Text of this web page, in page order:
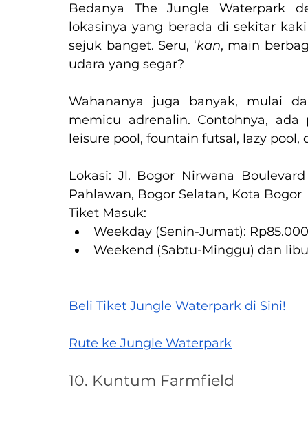
Bedanya The Jungle Waterpark
lokasinya yang berada di sekitar
sejuk banget. Seru, ‘kan, main
udara yang segar?
Wahananya juga banyak, mulai
memicu adrenalin. Contohnya,
leisure pool, fountain futsal, lazy
Lokasi: Jl. Bogor Nirwana
Pahlawan, Bogor Selatan, Kota Bogor
Tiket Masuk:
Weekday (Senin-Jumat):
Weekend (Sabtu-Minggu) dan
Beli Tiket Jungle Waterpark di Sini!
Rute ke Jungle Waterpark
10. Kuntum Farmfield